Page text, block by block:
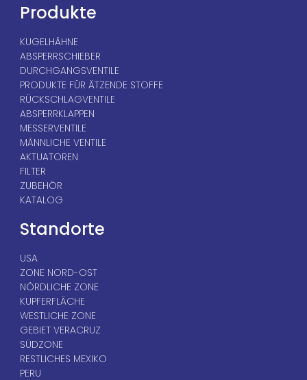
Produkte
KUGELHÄHNE
ABSPERRSCHIEBER
DURCHGANGSVENTILE
PRODUKTE FÜR ÄTZENDE STOFFE
RÜCKSCHLAGVENTILE
ABSPERRKLAPPEN
MESSERVENTILE
MÄNNLICHE VENTILE
AKTUATOREN
FILTER
ZUBEHÖR
KATALOG
Standorte
USA
ZONE NORD-OST
NÖRDLICHE ZONE
KUPFERFLÄCHE
WESTLICHE ZONE
GEBIET VERACRUZ
SÜDZONE
RESTLICHES MEXIKO
PERU